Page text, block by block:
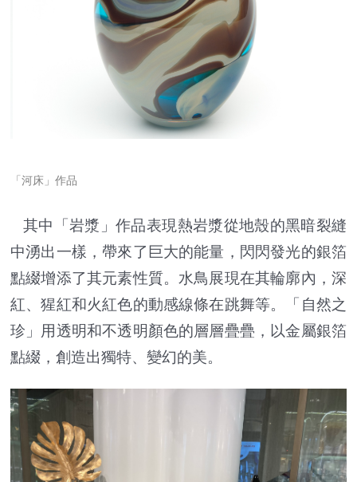
「河床」作品
其中「岩漿」作品表現熱岩漿從地殼的黑暗裂縫
中湧出一樣，帶來了巨大的能量，閃閃發光的銀箔
點綴增添了其元素性質。水鳥展現在其輪廓內，深
紅、猩紅和火紅色的動感線條在跳舞等。「自然之
珍」用透明和不透明顏色的層層疊疊，以金屬銀箔
點綴，創造出獨特、變幻的美。